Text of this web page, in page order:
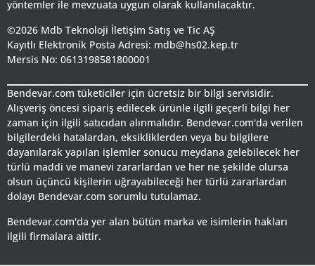
yöntemler ile mevzuata uygun olarak kullanılacaktır.
©2026 Mdb Teknoloji İletişim Satış ve Tic AŞ
Kayıtlı Elektronik Posta Adresi: mdb@hs02.kep.tr
Mersis No: 0613198581800001
Bendevar.com tüketiciler için ücretsiz bir bilgi servisidir.
Alışveriş öncesi sipariş edilecek ürünle ilgili geçerli bilgi her
zaman için ilgili satıcıdan alınmalıdır. Bendevar.com'da verilen
bilgilerdeki hatalardan, eksikliklerden veya bu bilgilere
dayanılarak yapılan işlemler sonucu meydana gelebilecek her
türlü maddi ve manevi zararlardan ve her ne şekilde olursa
olsun üçüncü kişilerin uğrayabileceği her türlü zararlardan
dolayı Bendevar.com sorumlu tutulamaz.
Bendevar.com'da yer alan bütün marka ve isimlerin hakları
ilgili firmalara aittir.